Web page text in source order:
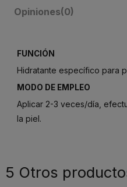
Opiniones(0)
FUNCIÓN
Hidratante específico para
MODO DE EMPLEO
Aplicar 2-3 veces/día,
la piel.
5 Otros